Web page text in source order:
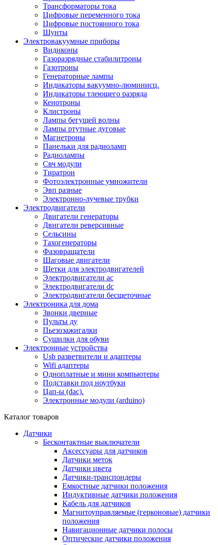
Трансформаторы тока
Цифровые переменного тока
Цифровые постоянного тока
Шунты
Электровакуумные приборы
Видиконы
Газоразрядные стабилитроны
Газотроны
Генераторные лампы
Индикаторы вакуумно-люминисц.
Индикаторы тлеющего разряда
Кенотроны
Клистроны
Лампы бегущей волны
Лампы ртутные дуговые
Магнетроны
Панельки для радиоламп
Радиолампы
Свч модули
Тиратрон
Фотоэлектронные умножители
Эвп разные
Электронно-лучевые трубки
Электродвигатели
Двигатели генераторы
Двигатели реверсивные
Сельсины
Тахогенераторы
Фазовращатели
Шаговые двигатели
Щетки для электродвигателей
Электродвигатели ac
Электродвигатели dc
Электродвигатели бесщеточные
Электроника для дома
Звонки дверные
Пульты ду
Пьезозажигалки
Сушилки для обуви
Электронные устройства
Usb разветвители и адаптеры
Wifi адаптеры
Одноплатные и мини компьютеры
Подставки под ноутбуки
Цап-ы (dac).
Электронные модули (arduino)
Каталог товаров
Датчики
Бесконтактные выключатели
Аксессуары для датчиков
Датчики меток
Датчики цвета
Датчики-транспондеры
Емкостные датчики положения
Индуктивные датчики положения
Кабель для датчиков
Магнитоуправляемые (герконовые) датчики
положения
Навигационные датчики полосы
Оптические датчики положения